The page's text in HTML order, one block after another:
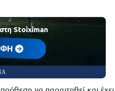
Stoiximan
να παραιτηθεί και